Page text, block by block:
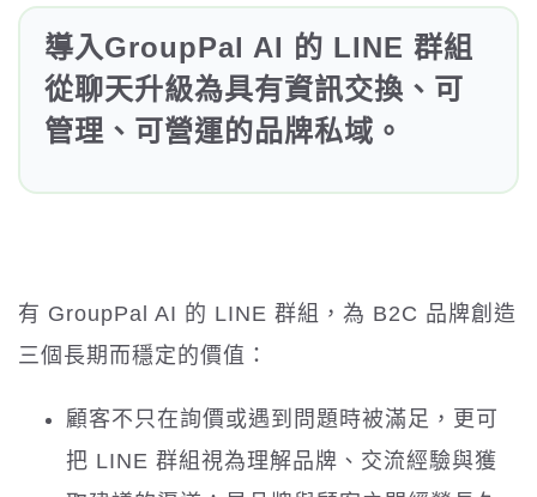
導入GroupPal AI 的 LINE 群組
從聊天升級為具有資訊交換、可
管理、可營運的品牌私域。
有 GroupPal AI 的 LINE 群組，為 B2C 品牌創造
三個長期而穩定的價值：
顧客不只在詢價或遇到問題時被滿足，更可
把 LINE 群組視為理解品牌、交流經驗與獲